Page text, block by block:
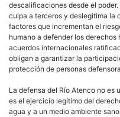
descalificaciones desde el
culpa a terceros y deslegitima la
factores que incrementan el
humano a defender los
acuerdos internacionales
obligan a garantizar la
protección de personas
La defensa del Río Atenco no es
es el ejercicio legítimo del
agua y a un medio ambiente